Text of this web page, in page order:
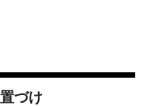
づけ